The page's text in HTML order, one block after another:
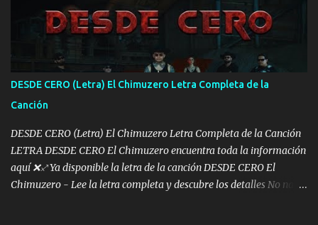
otra Música Surcando bien mi camino voy por mi línea no veo a
los lados aquel que no corre vuela no se me duerm voy chicoteado
Ya pasé varias hazañas ya tienen rato que me agarran el colmillo
de este León los estatales no sé esperaron Al tiro esta la PrimiZa
también la nueve que cargo al lado doy la mano al que su amigo y
al traicionero damos pa abajo Y No me paran aquí hay pa más
pues hay charola les voy a dar hasta topar pues no hay de otra...
DESDE CERO (Letra) El Chimuzero Letra Completa de la
Canción
DESDE CERO (Letra) El Chimuzero Letra Completa de la Canción
LETRA DESDE CERO El Chimuzero encuentra toda la información
aquí ❌♐ Ya disponible la letra de la canción DESDE CERO El
Chimuzero - Lee la letra completa y descubre los detalles No nací